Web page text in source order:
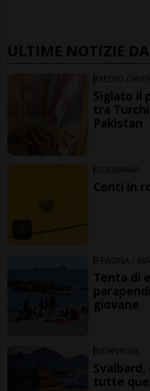
ULTIME NOTIZIE
MEDIO
Siglato il
tra
Pakistan
GERMANIA
Conti in
SPAGNA /
Tenta di
giovane
NORVEGIA
tutte